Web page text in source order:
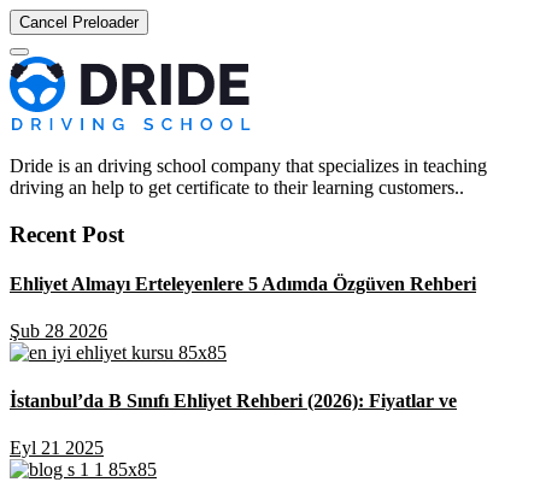
Cancel Preloader
Dride is an driving school company that specializes in teaching
driving an help to get certificate to their learning customers..
Recent Post
Ehliyet Almayı Erteleyenlere 5 Adımda Özgüven Rehberi
Şub 28 2026
İstanbul’da B Sınıfı Ehliyet Rehberi (2026): Fiyatlar ve
Eyl 21 2025